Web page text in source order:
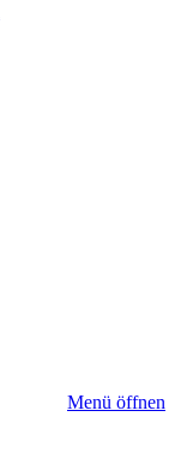
Menü öffnen